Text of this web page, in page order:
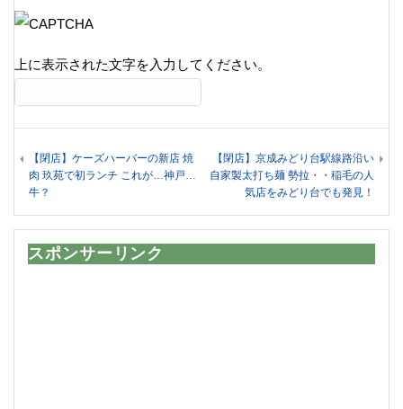
上に表示された文字を入力してください。
【閉店】ケーズハーバーの新店 焼
肉 玖苑で初ランチ これが…神戸…
牛？
【閉店】京成みどり台駅線路沿い
自家製太打ち麺 勢拉・・稲毛の人
気店をみどり台でも発見！
スポンサーリンク